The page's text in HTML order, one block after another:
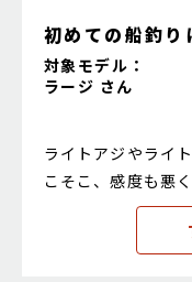
初めての船釣り
対象モデル：
ラージ さん
ライトアジやライ
こそこ、感度も悪